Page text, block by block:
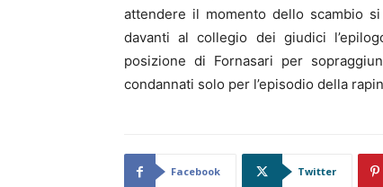
attendere il momento dello scambio
davanti al collegio dei giudici
posizione di Fornasari per
condannati solo per l’episodio della
Facebook Twitter